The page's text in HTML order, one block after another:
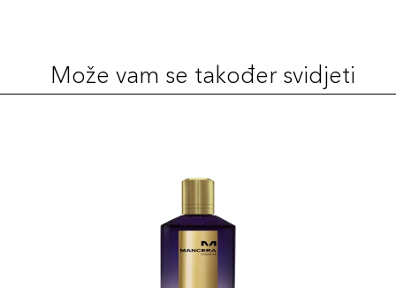
Može vam se također svidjeti